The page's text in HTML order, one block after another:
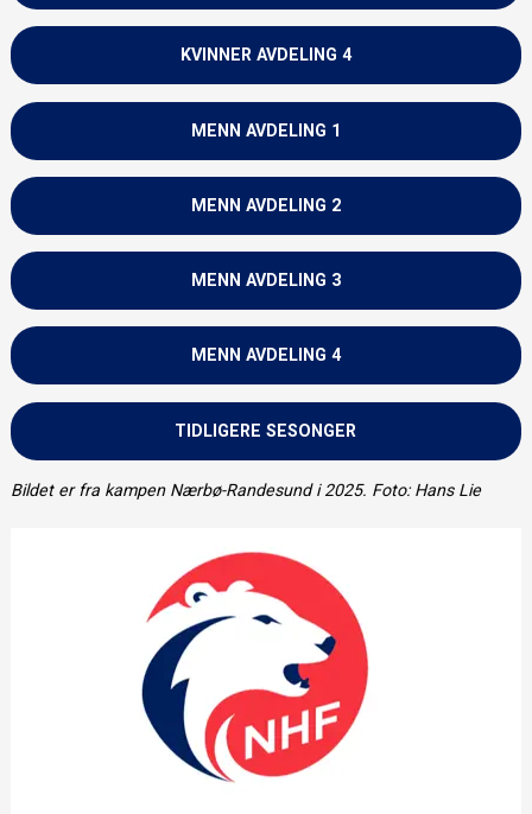
KVINNER AVDELING 4
MENN AVDELING 1
MENN AVDELING 2
MENN AVDELING 3
MENN AVDELING 4
TIDLIGERE SESONGER
Bildet er fra kampen Nærbø-Randesund i 2025. Foto: Hans Lie